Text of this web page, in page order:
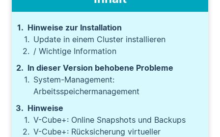
Hinweise zur Installation
Update in einem Cluster installieren
/ Wichtige Information
In dieser Version behobene Probleme
System-Management:
Arbeitsspeichermanagement
Hinweise
V-Cube+: Online Snapshots und Backups
V-Cube+: Rücksicherung virtueller